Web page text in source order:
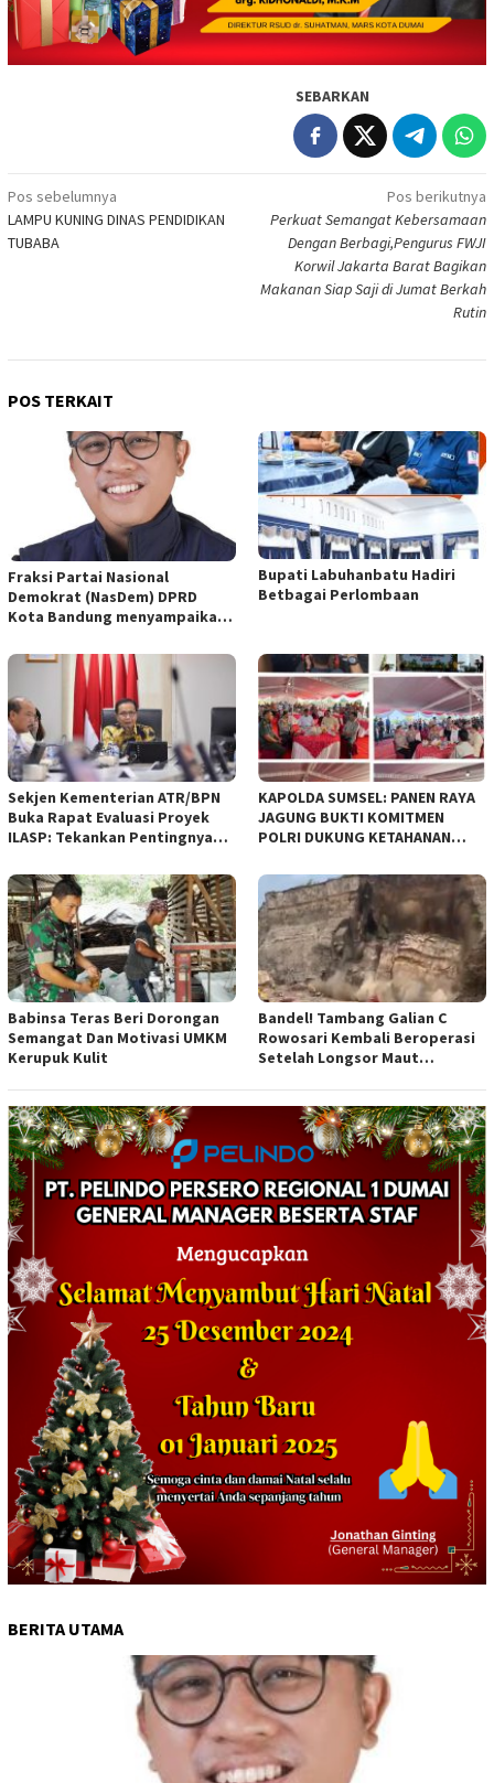
SEBARKAN
Navigasi
pos
Pos sebelumnya
LAMPU KUNING DINAS PENDIDIKAN
TUBABA
Pos berikutnya
Perkuat Semangat Kebersamaan
Dengan Berbagi,Pengurus FWJI
Korwil Jakarta Barat Bagikan
Makanan Siap Saji di Jumat Berkah
Rutin
POS TERKAIT
Fraksi Partai Nasional
Demokrat (NasDem) DPRD
Kota Bandung menyampaikan
empat Rancangan Peraturan
Daerah (Raperda) yang
diajukan Pemerintah Kota
Bandung
Bupati Labuhanbatu Hadiri
Betbagai Perlombaan
Sekjen Kementerian ATR/BPN
Buka Rapat Evaluasi Proyek
ILASP: Tekankan Pentingnya
Anggaran
KAPOLDA SUMSEL: PANEN RAYA
JAGUNG BUKTI KOMITMEN
POLRI DUKUNG KETAHANAN
Babinsa Teras Beri Dorongan
Semangat Dan Motivasi UMKM
Kerupuk Kulit
Bandel! Tambang Galian C
Rowosari Kembali Beroperasi
Setelah Longsor Maut
BERITA UTAMA